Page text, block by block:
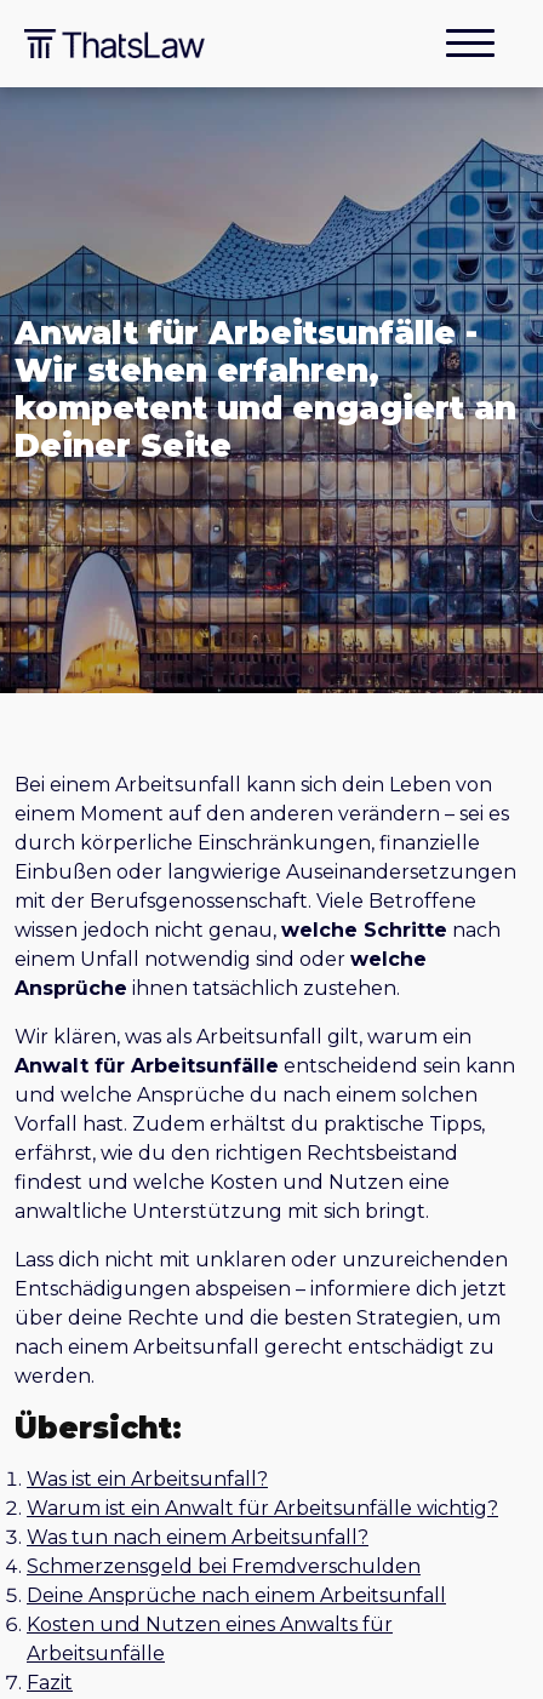
Anwalt für Arbeitsunfälle -
Wir stehen erfahren,
kompetent und engagiert an
Deiner Seite
Bei einem Arbeitsunfall kann sich dein Leben von
einem Moment auf den anderen verändern – sei es
durch körperliche Einschränkungen, finanzielle
Einbußen oder langwierige Auseinandersetzungen
mit der Berufsgenossenschaft. Viele Betroffene
wissen jedoch nicht genau, welche Schritte nach
einem Unfall notwendig sind oder welche
Ansprüche ihnen tatsächlich zustehen.
Wir klären, was als Arbeitsunfall gilt, warum ein
Anwalt für Arbeitsunfälle entscheidend sein kann
und welche Ansprüche du nach einem solchen
Vorfall hast. Zudem erhältst du praktische Tipps,
erfährst, wie du den richtigen Rechtsbeistand
findest und welche Kosten und Nutzen eine
anwaltliche Unterstützung mit sich bringt.
Lass dich nicht mit unklaren oder unzureichenden
Entschädigungen abspeisen – informiere dich jetzt
über deine Rechte und die besten Strategien, um
nach einem Arbeitsunfall gerecht entschädigt zu
werden.
Übersicht:
Was ist ein Arbeitsunfall?
Warum ist ein Anwalt für Arbeitsunfälle wichtig?
Was tun nach einem Arbeitsunfall?
Schmerzensgeld bei Fremdverschulden
Deine Ansprüche nach einem Arbeitsunfall
Kosten und Nutzen eines Anwalts für
Arbeitsunfälle
Fazit